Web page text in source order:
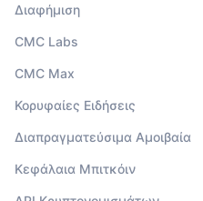
Διαφήμιση
CMC Labs
CMC Max
Κορυφαίες Ειδήσεις
Διαπραγματεύσιμα Αμοιβαία
Κεφάλαια Μπιτκόιν